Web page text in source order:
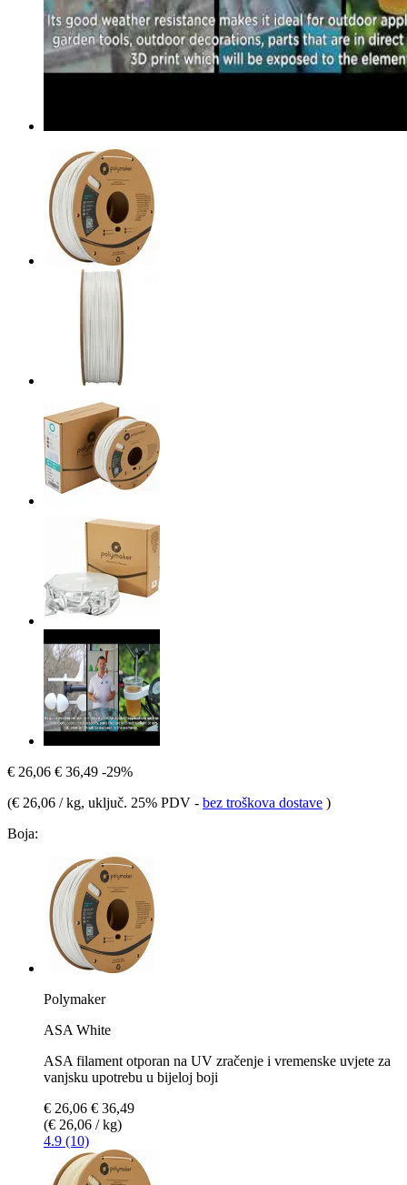
€ 26,06 € 36,49 -29%
(€ 26,06 / kg, uključ. 25% PDV - bez troškova dostave )
Boja:
Polymaker
ASA White
ASA filament otporan na UV zračenje i vremenske uvjete za
vanjsku upotrebu u bijeloj boji
€ 26,06 € 36,49
(€ 26,06 / kg)
4.9 (10)